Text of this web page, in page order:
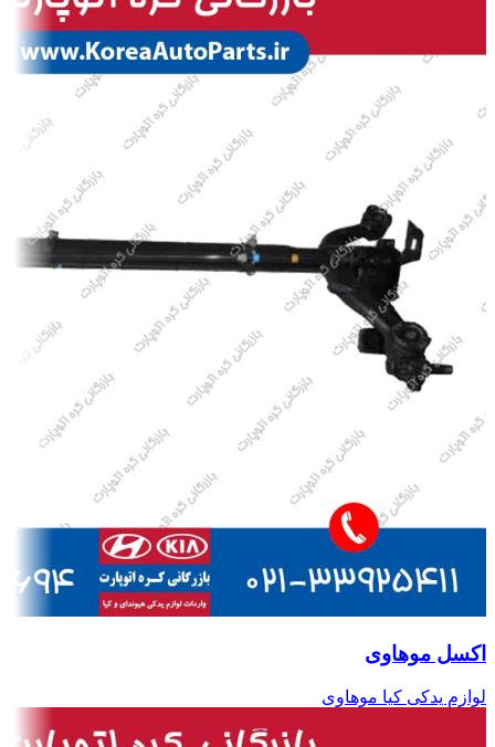
اکسل موهاوی
لوازم یدکی کیا موهاوی